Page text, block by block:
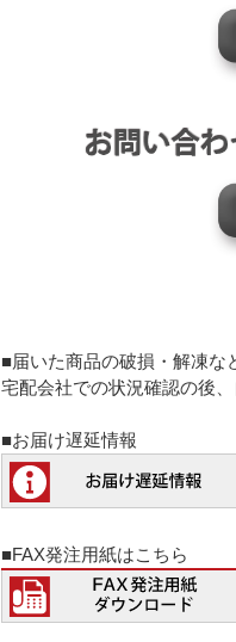
■届いた商品の破損・解凍な
宅配会社での状況確認の後
■お届け遅延情報
■FAX発注用紙はこちら